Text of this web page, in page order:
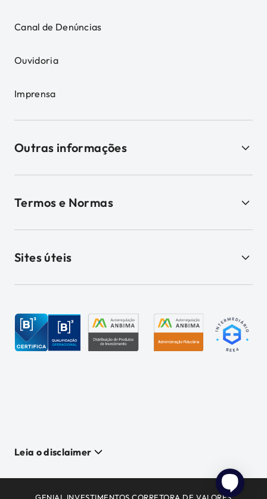
Canal de Denúncias
Ouvidoria
Imprensa
Outras informações
Termos e Normas
Sites úteis
Leia o disclaimer
GENIAL INVESTIMENTOS CORRETORA DE VALORES